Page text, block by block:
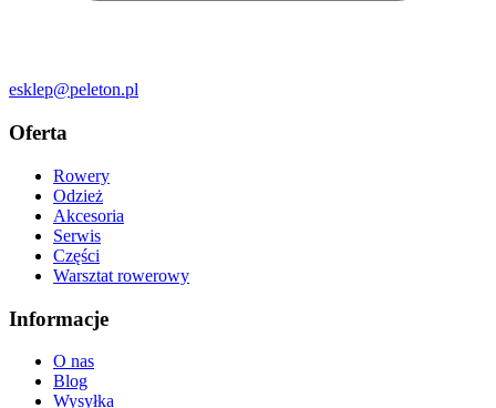
esklep@peleton.pl
Oferta
Rowery
Odzież
Akcesoria
Serwis
Części
Warsztat rowerowy
Informacje
O nas
Blog
Wysyłka